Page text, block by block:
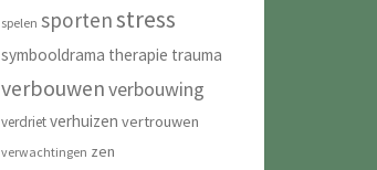
spelen sportenstress
symbooldrama therapie trauma
verbouwenverbouwing
verdriet verhuizen vertrouwen
verwachtingen zen